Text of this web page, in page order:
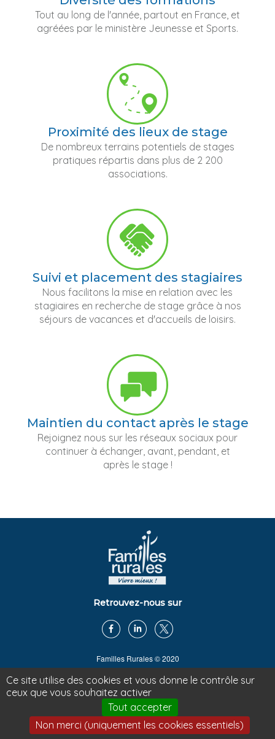
Tout au long de l'année, partout en France, et
agréées par le ministère Jeunesse et Sports.
Proximité des lieux de stage
De nombreux terrains potentiels de stages
pratiques répartis dans plus de 2 200
associations.
Suivi et placement des stagiaires
Nous facilitons la mise en relation avec les
stagiaires en recherche de stage grâce à nos
séjours de vacances et d'accueils de loisirs.
Maintien du contact après le stage
Rejoignez nous sur les réseaux sociaux pour
continuer à échanger, avant, pendant, et
après le stage !
Retrouvez-nous sur
Familles Rurales © 2020
www.ruralmouv.fr | www.famillesrurales.org
www.webdesfamilles.fr | tiers-lieux.famillesrurales.org
Recrutement
Contact | Mentions légales
Ce site utilise des cookies et vous donne le contrôle sur
ceux que vous souhaitez activer
Tout accepter
Non merci (uniquement les cookies essentiels)